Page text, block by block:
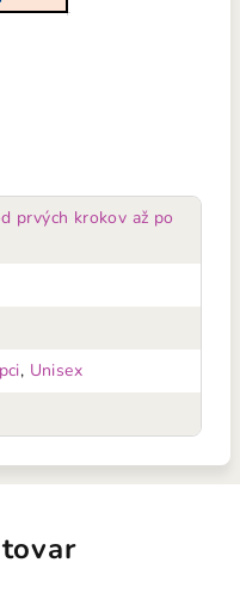
prvých krokov až po
, Unisex